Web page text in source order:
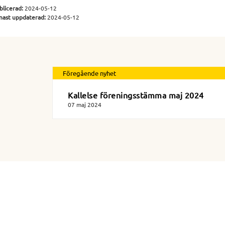
2024-05-12
uppdaterad:2024-05-12
Föregående nyhet
Kallelse föreningsstämma maj 2024
07 maj 2024